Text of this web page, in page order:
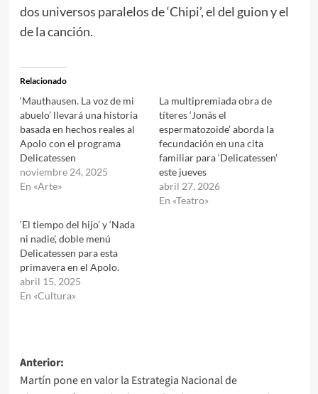
dos universos paralelos de ‘Chipi’, el del guion y el
de la canción.
Relacionado
‘Mauthausen. La voz de mi
abuelo’ llevará una historia
basada en hechos reales al
Apolo con el programa
Delicatessen
noviembre 24, 2025
En «Arte»
La multipremiada obra de
títeres ‘Jonás el
espermatozoide’ aborda la
fecundación en una cita
familiar para ‘Delicatessen’
este jueves
abril 27, 2026
En «Teatro»
‘El tiempo del hijo’ y ‘Nada
ni nadie’, doble menú
Delicatessen para esta
primavera en el Apolo.
abril 15, 2025
En «Cultura»
Navegación
Anterior:
Martín pone en valor la Estrategia Nacional de